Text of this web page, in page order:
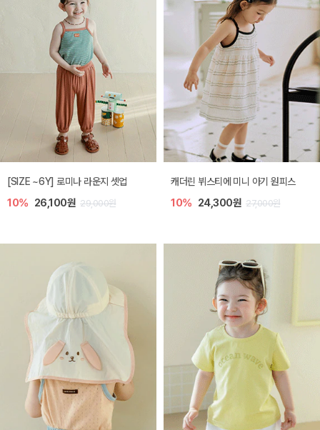
[SIZE ~6Y] 로미나 라운지 셋업
10% 26,100원 29,000원
캐더린 뷔스티에 미니 아기 원피스
10% 24,300원 27,000원